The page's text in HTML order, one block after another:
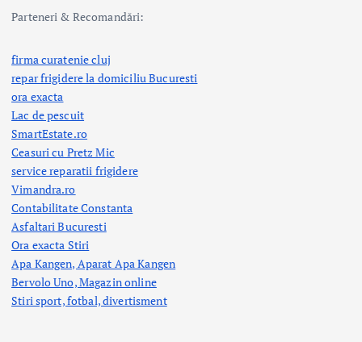
Parteneri & Recomandări:
firma curatenie cluj
repar frigidere la domiciliu Bucuresti
ora exacta
Lac de pescuit
SmartEstate.ro
Ceasuri cu Pretz Mic
service reparatii frigidere
Vimandra.ro
Contabilitate Constanta
Asfaltari Bucuresti
Ora exacta Stiri
Apa Kangen, Aparat Apa Kangen
Bervolo Uno, Magazin online
Stiri sport, fotbal,divertisment